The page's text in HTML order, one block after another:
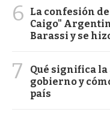
6
La confesión
Caigo"
Barassi y se
7
Qué significa
gobierno y
país